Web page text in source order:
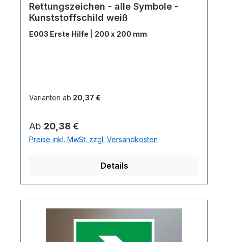
Rettungszeichen - alle Symbole -
Kunststoffschild weiß
E003 Erste Hilfe 200 x 200 mm
Varianten ab 20,37 €
Regulärer Preis:
Ab 20,38 €
Preise inkl. MwSt. zzgl. Versandkosten
Details